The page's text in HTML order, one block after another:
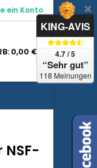
ein Konto
0,00 €
NSF-
KING-AVIS
4.7 / 5
“Sehr gut”
118 Meinungen